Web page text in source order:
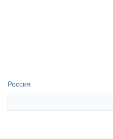
Россия